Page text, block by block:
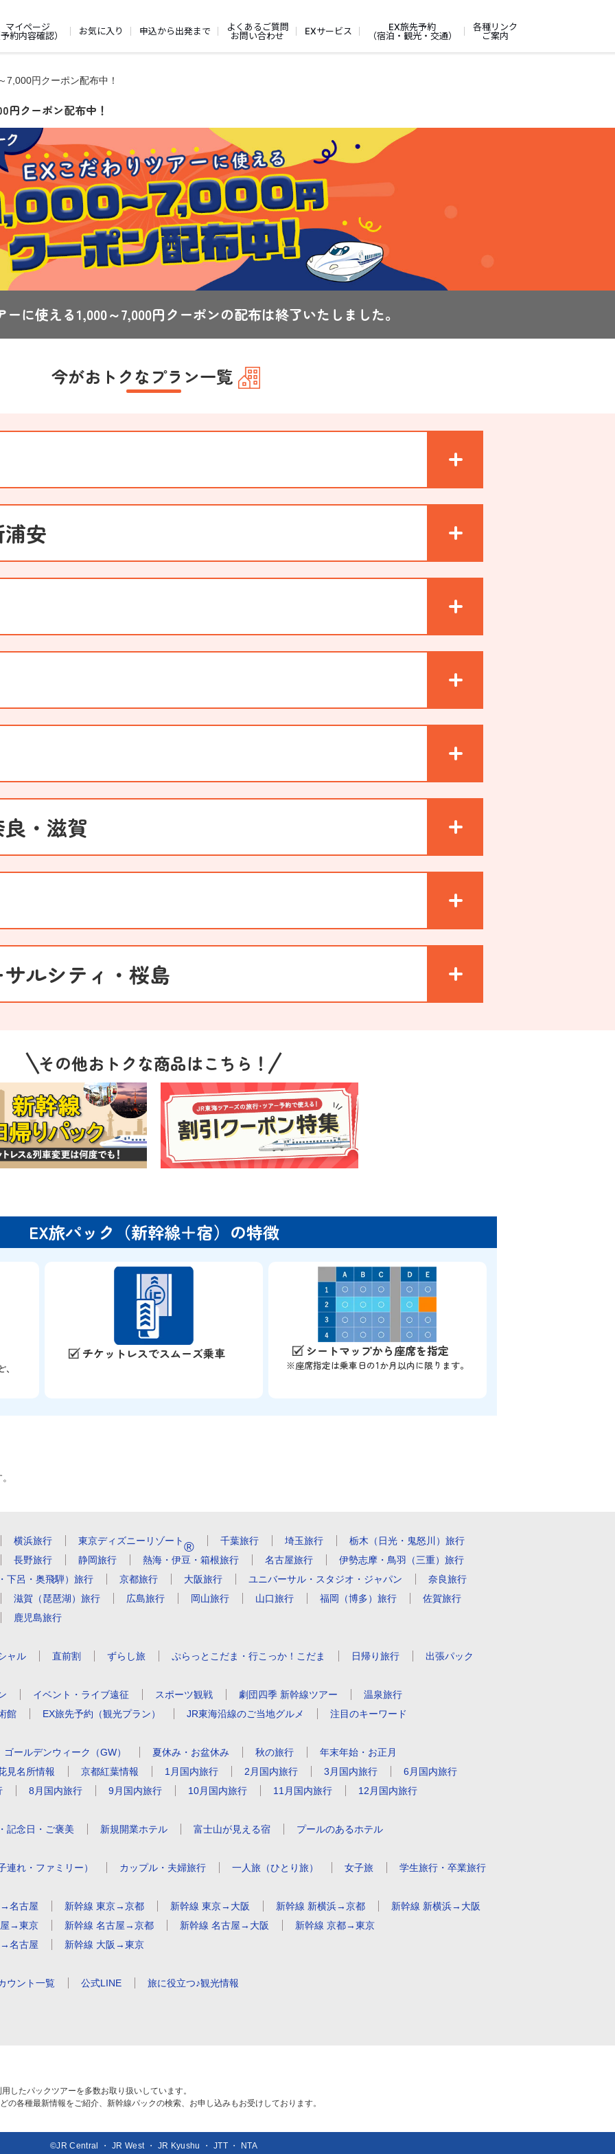
マイページ
約内容確認）
お気に入り 申込から出発まで
よくあるご質問
お問い合わせ
EXサービス
EX旅先予約
（宿泊・観光・交通）
各種リンク
ご案内
7,000円クーポン配布中！
円クーポン配布中！
に使える1,000～7,000円クーポンの配布は終了いたしました。
今がおトクなプラン一覧
安
・滋賀
ルシティ・ 桜島
その他おトクな商品はこちら！
EX旅パック（新幹線＋宿）の特徴
チケットレスでスムーズ乗車 シートマップから座席を指定
※座席指定は乗車日の1か月以内に限ります。
横浜旅行 東京ディズニーリゾート® 千葉旅行 埼玉旅行
栃木（日光・鬼怒川）旅行
長野旅行
静岡旅行 熱海・伊豆・箱根旅行 名古屋旅行
伊勢志摩・鳥羽（三重）旅行
下呂・奥飛騨）旅行
京都旅行 大阪旅行 ユニバーサル・スタジオ・ ジャパン
奈良旅行
滋賀（琵琶湖）旅行
広島旅行 岡山旅行 山口旅行 福岡（博多）旅行
佐賀旅行
鹿児島旅行
ャル 直前割 ずらし旅 ぷらっとこだま・ 行こっか！こだま 日帰り旅行 出張パック
イベント・ライブ遠征 スポーツ観戦 劇団四季 新幹線ツアー
温泉旅行
館
EX旅先予約（観光プラン） JR東海沿線のご当地グルメ 注目のキーワード
ゴールデンウィーク（GW） 夏休み・お盆休み 秋の旅行
年末年始・お正月
見名所情報
京都紅葉情報 1月国内旅行 2月国内旅行 3月国内旅行
6月国内旅行
8月国内旅行 9月国内旅行 10月国内旅行 11月国内旅行 12月国内旅行
記念日・ ご褒美 新規開業ホテル 富士山が見える宿 プールのあるホテル
連れ・ファミリー） カップル・夫婦旅行 一人旅（ひとり旅） 女子旅 学生旅行・卒業旅行
名古屋 新幹線 東京→京都 新幹線 東京→大阪 新幹線 新横浜→京都
新幹線 新横浜→大阪
屋→東京
新幹線 名古屋→京都 新幹線 名古屋→大阪
新幹線 京都→東京
名古屋
新幹線 大阪→東京
ウント一覧 公式LINE 旅に役立つ♪観光情報
したパックツアーを多数お取り扱いしています。
の各種最新情報をご紹介、新幹線パックの検索、お申し込みもお受けしております。
©JR Central ・ JR West ・ JR Kyushu ・ JTT ・ NTA